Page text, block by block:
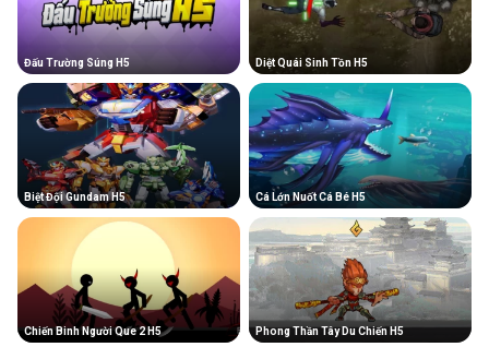
Đấu Trường Súng H5 Diệt Quái Sinh Tồn H5
Biệt Đội Gundam H5 Cá Lớn Nuốt Cá Bé H5
Chiến Binh Người Que 2 H5 Phong Thần Tây Du Chiến H5